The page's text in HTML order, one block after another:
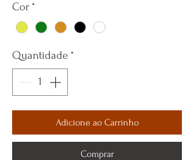
Cor *
Quantidade *
Adicione ao Carrinho
Comprar